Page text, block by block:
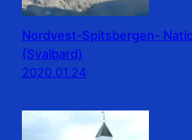
Nordvest-Spitsbergen-
(Svalbard)
2020.01.24